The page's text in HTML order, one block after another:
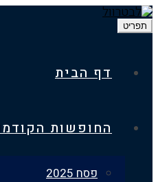
דף הבית
החופשות הקודמות